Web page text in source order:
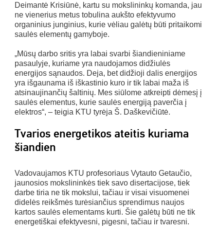
Deimantė Krisiūnė, kartu su mokslininkų komanda, jau
ne vienerius metus tobulina aukšto efektyvumo
organinius junginius, kurie vėliau galėtų būti pritaikomi
saulės elementų gamyboje.
„Mūsų darbo sritis yra labai svarbi šiandieniniame
pasaulyje, kuriame yra naudojamos didžiulės
energijos sąnaudos. Deja, bet didžioji dalis energijos
yra išgaunama iš iškastinio kuro ir tik labai maža iš
atsinaujinančių šaltinių. Mes siūlome atkreipti dėmesį į
saulės elementus, kurie saulės energiją paverčia į
elektros“, – teigia KTU tyrėja Š. Daškevičiūtė.
Tvarios energetikos ateitis kuriama
šiandien
Vadovaujamos KTU profesoriaus Vytauto Getaučio,
jaunosios mokslininkės tiek savo disertacijose, tiek
darbe tiria ne tik mokslui, tačiau ir visai visuomenei
didelės reikšmės turėsiančius sprendimus naujos
kartos saulės elementams kurti. Šie galėtų būti ne tik
energetiškai efektyvesni, pigesni, tačiau ir tvaresni.